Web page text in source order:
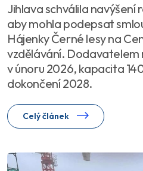
Jihlava schválila navýšení
aby mohla podepsat
Hájenky Černé lesy na
vzdělávání. Dodavatelem
v únoru 2026, kapacita
dokončení 2028.
Celý článek